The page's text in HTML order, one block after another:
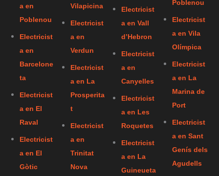
a en
Poblenou
Electricist
a en
Barcelone
ta
Electricist
a en El
Raval
Electricist
a en El
Gòtic
Vilapicina
Electricist
a en
Verdun
Electricist
a en La
Prosperita
t
Electricist
a en
Trinitat
Nova
Electricist
a en Vall
d’Hebron
Electricist
a en
Canyelles
Electricist
a en Les
Roquetes
Electricist
a en La
Guineueta
Poblenou
Electricist
a en Vila
Olímpica
Electricist
a en La
Marina de
Port
Electricist
a en Sant
Genís dels
Agudells